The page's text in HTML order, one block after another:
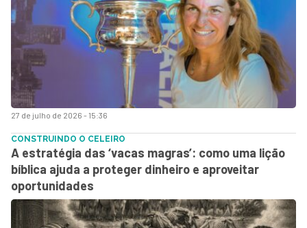
27 de julho de 2026 - 15:36
CONSTRUINDO O CELEIRO
A estratégia das ‘vacas magras’: como uma lição
bíblica ajuda a proteger dinheiro e aproveitar
oportunidades